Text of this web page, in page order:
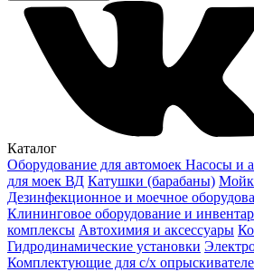
Каталог
Оборудование для автомоек Насосы и
для моек ВД Катушки (барабаны)
Дезинфекционное и моечное
Клининговое оборудование и
комплексы Автохимия и аксессуары
Гидродинамические установки
Комплектующие для с/х